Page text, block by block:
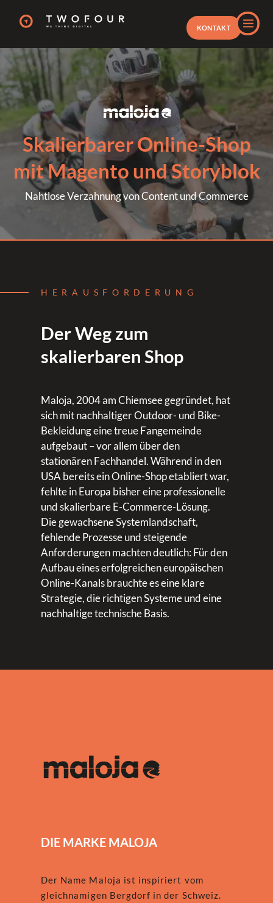
KONTAKT
Skalierbarer Online-Shop
mit Magento und Storyblok
Nahtlose Verzahnung von Content und Commerce
HERAUSFORDERUNG
Der Weg zum
skalierbaren Shop
Maloja, 2004 am Chiemsee gegründet, hat
sich mit nachhaltiger Outdoor- und Bike-
Bekleidung eine treue Fangemeinde
aufgebaut – vor allem über den
stationären Fachhandel. Während in den
USA bereits ein Online-Shop etabliert war,
fehlte in Europa bisher eine professionelle
und skalierbare E-Commerce-Lösung.
Die gewachsene Systemlandschaft,
fehlende Prozesse und steigende
Anforderungen machten deutlich: Für den
Aufbau eines erfolgreichen europäischen
Online-Kanals brauchte es eine klare
Strategie, die richtigen Systeme und eine
nachhaltige technische Basis.
DIE MARKE MALOJA
Der Name Maloja ist inspiriert vom
gleichnamigen Bergdorf in der Schweiz.